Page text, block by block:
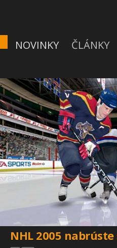
NOVINKY ČLÁNKY
NHL 2005